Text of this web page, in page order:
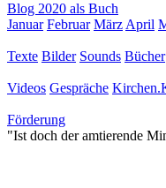
Blog 2020 als Buch
Januar Februar März April
Texte Bilder Sounds Bücher
Videos Gespräche
Förderung
"Ist doch der amtierende